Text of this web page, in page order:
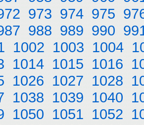
973 974 975
988 989 990
1002 1003 1004
1014 1015 1016
1026 1027 1028
1038 1039 1040
1050 1051 1052